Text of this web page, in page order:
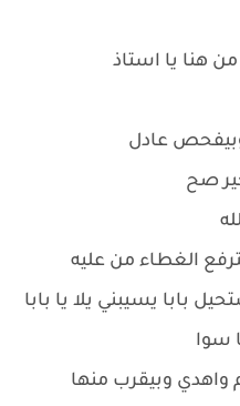
هنا يا استاذ
وبيفحص عادل
صح
الغطاء من عليه
بابا يسيبني يلا يا بابا
سوا
واهدي وبيقرب منها